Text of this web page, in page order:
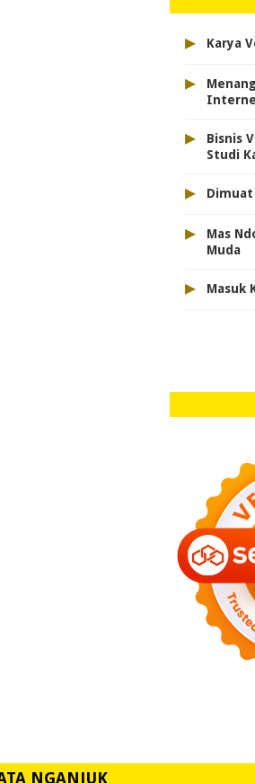
▸ Karya
▸
▸
Bisnis
Studi
▸ Dimuat
▸
Mas
Muda
▸ Masuk
NGANJUK